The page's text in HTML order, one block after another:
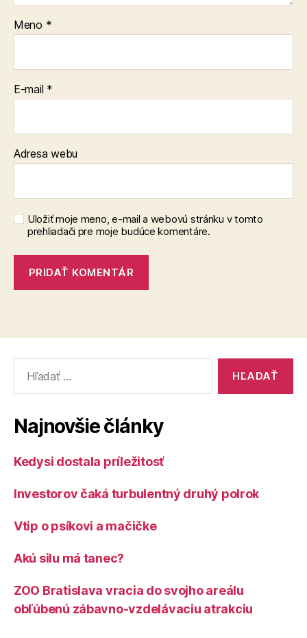
Meno *
E-mail *
Adresa webu
Uložiť moje meno, e-mail a webovú stránku v tomto
prehliadači pre moje budúce komentáre.
Najnovšie články
Kedysi dostala príležitosť
Investorov čaká turbulentný druhý polrok
Vtip o psíkovi a mačičke
Akú silu má tanec?
ZOO Bratislava vracia do svojho areálu
obľúbenú zábavno-vzdelávaciu atrakciu